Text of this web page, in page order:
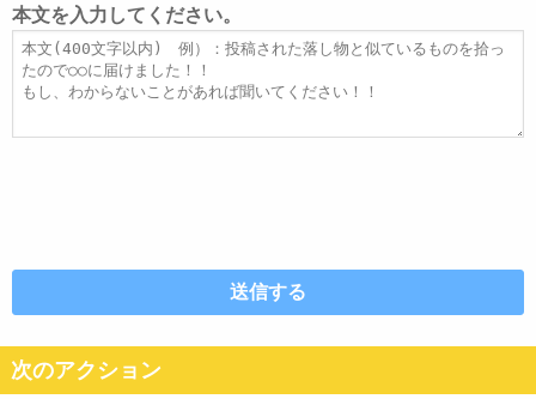
レ
ス
ト
ル
本文を入力してください。
本
文
次のアクション